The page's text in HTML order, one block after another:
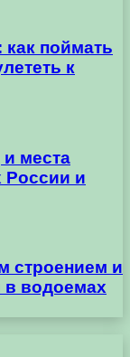
поймать
к
места
России и
строением и
в водоемах